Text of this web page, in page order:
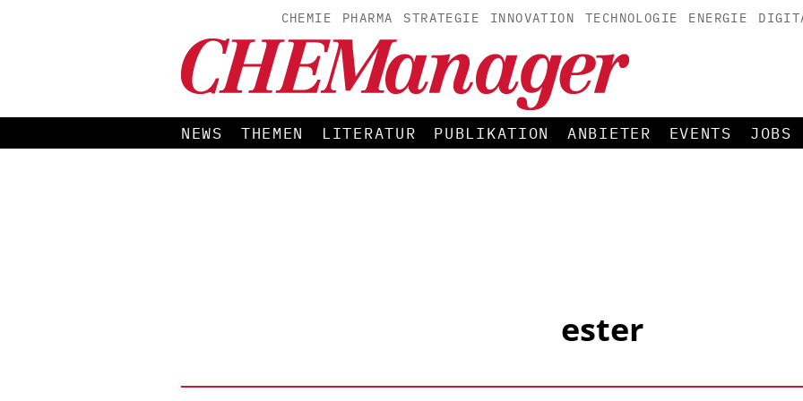
CHEMIE PHARMA STRATEGIE INNOVATION TECHNOLOGIE ENERGIE
NEWS THEMEN LITERATUR PUBLIKATION ANBIETER EVENTS JOBS
ester